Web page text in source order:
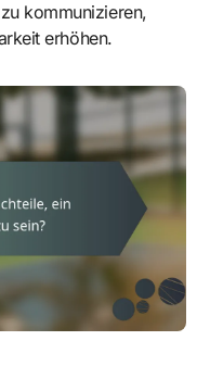
kommunizieren,
erhöhen.